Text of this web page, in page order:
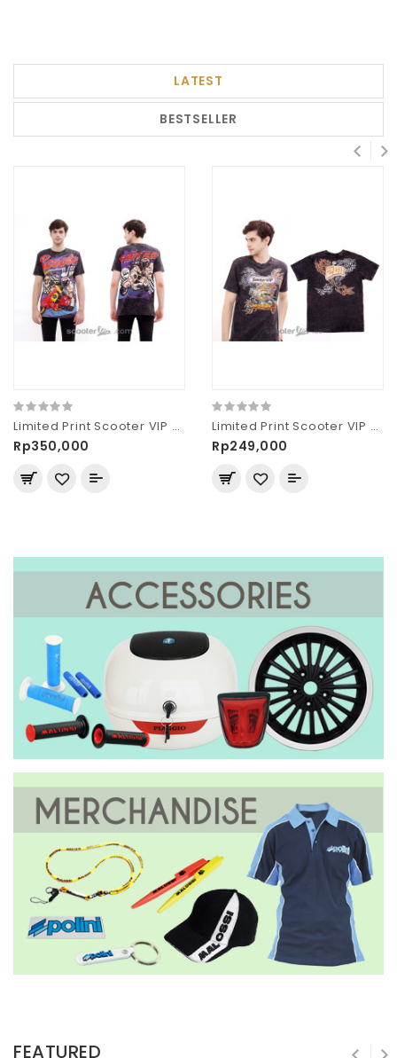
LATEST
BESTSELLER
Limited Print Scooter VIP Washed Tshirt Full Scooter Race
Rp350,000
Limited Print Scooter VIP Washed We Hate Slow Race
Rp249,000
FEATURED